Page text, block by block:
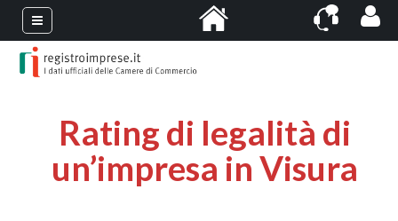
Rating di legalità di
un’impresa in Visura